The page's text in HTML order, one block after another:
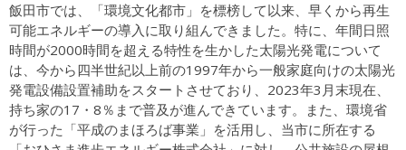
飯田市では、「環境文化都市」を標榜して以来、早くから再生
可能エネルギーの導入に取り組んできました。特に、年間日照
時間が2000時間を超える特性を生かした太陽光発電について
は、今から四半世紀以上前の1997年から一般家庭向けの太陽光
発電設備設置補助をスタートさせており、2023年3月末現在、
持ち家の17・8％まで普及が進んできています。また、環境省
が行った「平成のまほろば事業」を活用し、当市に所在する